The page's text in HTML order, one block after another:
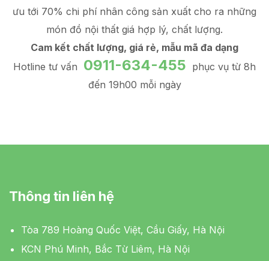
ưu tới 70% chi phí nhân công sản xuất cho ra những
món đồ nội thất giá hợp lý, chất lượng.
Cam kết chất lượng, giá rẻ, mẫu mã đa dạng
Hotline tư vấn 0911-634-455 phục vụ từ 8h
đến 19h00 mỗi ngày
Thông tin liên hệ
Tòa 789 Hoàng Quốc Việt, Cầu Giấy, Hà Nội
KCN Phú Minh, Bắc Từ Liêm, Hà Nội